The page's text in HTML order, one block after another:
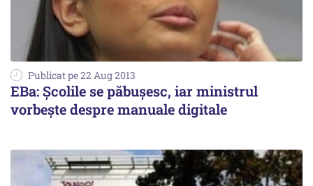
Publicat pe 22 Aug 2013
EBa: Școlile se păbușesc, iar ministrul
vorbește despre manuale digitale